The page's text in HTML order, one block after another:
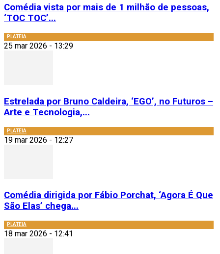
Comédia vista por mais de 1 milhão de pessoas,
‘TOC TOC’...
PLATEIA
25 mar 2026 - 13:29
Estrelada por Bruno Caldeira, ‘EGO’, no Futuros –
Arte e Tecnologia,...
PLATEIA
19 mar 2026 - 12:27
Comédia dirigida por Fábio Porchat, ‘Agora É Que
São Elas’ chega...
PLATEIA
18 mar 2026 - 12:41